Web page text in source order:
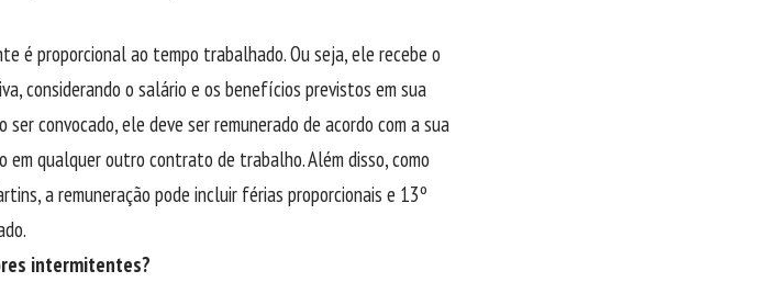
é proporcional ao tempo trabalhado. Ou seja, ele recebe o
considerando o salário e os benefícios previstos em sua
convocado, ele deve ser remunerado de acordo com a sua
em qualquer outro contrato de trabalho. Além disso, como
a remuneração pode incluir férias proporcionais e 13º
intermitentes?